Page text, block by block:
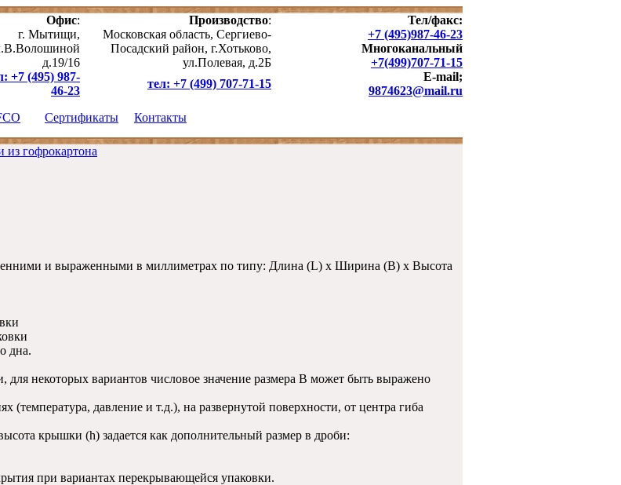
Тел/факс:
+7 (495)987-46-23
Многоканальный
+7(499)707-71-15
E-mail;
9874623@mail.ru
Офис: Производство:
г. Мытищи,
д.19/16
Московская область, Сергиево-
Посадский район, г.Хотьково,
ул.Полевая, д.2Б
+7 (495) 987-
46-23
тел: +7 (499) 707-71-15
Сертификаты Контакты
из гофрокартона
и выраженными в миллиметрах по типу: Длина (L) x Ширина (B) x Высота
дна.
некоторых вариантов числовое значение размера B может быть выражено
(температура, давление и т.д.), на развернутой поверхности, от центра гиба
крышки (h) задается как дополнительный размер в дроби:
при вариантах перекрывающейся упаковки.